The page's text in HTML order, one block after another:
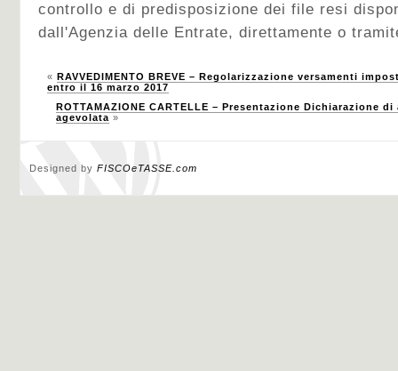
controllo e di predisposizione dei file resi
dall'Agenzia delle Entrate, direttamente o
« RAVVEDIMENTO BREVE – Regolarizzazione versamenti
entro il 16 marzo 2017
ROTTAMAZIONE CARTELLE – Presentazione Dichiarazione
agevolata »
Designed by FISCOeTASSE.com